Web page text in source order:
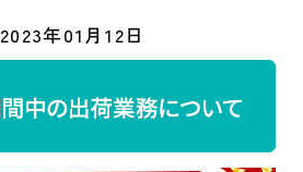
2023年01月12日